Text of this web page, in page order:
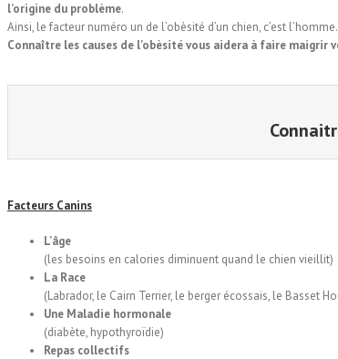
l’origine du problème.
Ainsi, le facteur numéro un de l’obèsité d’un chien, c’est
Connaître les causes de l’obèsité vous aidera à faire maigrir
Facteurs Canins
L’âge
(les besoins en calories diminuent quand le chien vieillit)
La Race
(Labrador, le Cairn Terrier, le berger écossais, le Basset
Une Maladie hormonale
(diabète, hypothyroïdie)
Repas collectifs